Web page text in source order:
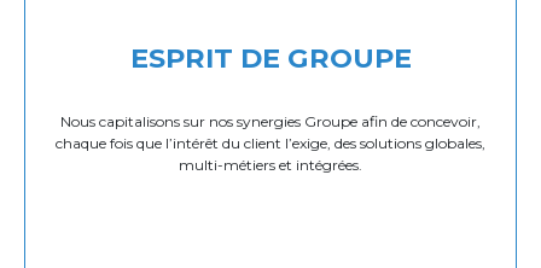
ESPRIT DE GROUPE
Nous capitalisons sur nos synergies Groupe afin de concevoir,
chaque fois que l’intérêt du client l’exige, des solutions globales,
multi-métiers et intégrées.